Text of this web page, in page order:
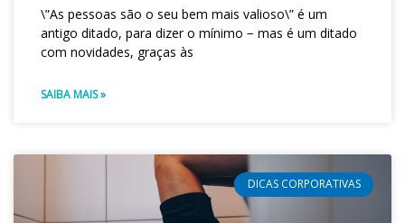
\”As pessoas são o seu bem mais valioso\” é um
antigo ditado, para dizer o mínimo − mas é um ditado
com novidades, graças às
SAIBA MAIS »
DICAS CORPORATIVAS